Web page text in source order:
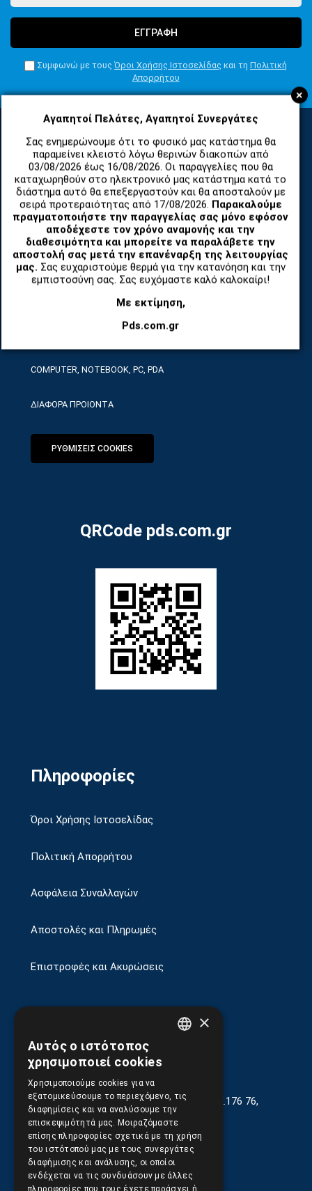
+
Αγαπητοί Πελάτες, Αγαπητοί Συνεργάτες
Σας ενημερώνουμε ότι το φυσικό μας κατάστημα θα
παραμείνει κλειστό λόγω θερινών διακοπών από
03/08/2026 έως 16/08/2026. Οι παραγγελίες που θα
καταχωρηθούν στο ηλεκτρονικό μας κατάστημα κατά το
διάστημα αυτό θα επεξεργαστούν και θα αποσταλούν με
σειρά προτεραιότητας από 17/08/2026. Παρακαλούμε
πραγματοποιήστε την παραγγελίας σας μόνο εφόσον
αποδέχεστε τον χρόνο αναμονής και την
διαθεσιμότητα και μπορείτε να παραλάβετε την
αποστολή σας μετά την επανέναρξη της λειτουργίας
μας. Σας ευχαριστούμε θερμά για την κατανόηση και την
εμπιστοσύνη σας. Σας ευχόμαστε καλό καλοκαίρι!
Με εκτίμηση,
Pds.com.gr
ΕΓΓΡΑΦΗ
Συμφωνώ με τους Όροι Χρήσης Ιστοσελίδας και τη Πολιτική
Απορρήτου
ΚΑΤΗΓΟΡΙΕΣ
ΑΝΤΑΛΛΑΚΤΙΚΑ ΚΑΙ ΑΞΕΣΟΥΑΡ ΚΙΝΗΤΩΝ ΤΗΛΕΦΩΝΩΝ
TABLET
ΤΗΛΕΠΙΚΟΙΝΩΝΙΕΣ, ΑΣΥΡΜΑΤΑ, FCT
COMPUTER, NOTEBOOK, PC, PDA
ΔΙΑΦΟΡΑ ΠΡΟΙΟΝΤΑ
ΡΥΘΜΙΣΕΙΣ COOKIES
QRCode pds.com.gr
Πληροφορίες
Όροι Χρήσης Ιστοσελίδας
Πολιτική Απορρήτου
Ασφάλεια Συναλλαγών
Αποστολές και Πληρωμές
Επιστροφές και Ακυρώσεις
Γεωργίου Κρέμου 13-17, Καλλιθέα, Τ.Κ.176 76,
Αθήνα, Ελλάδα
210.9566.401(11.30-17.00)
210.9566.402
×
Αυτός ο ιστότοπος
χρησιμοποιεί cookies
Χρησιμοποιούμε cookies για να
εξατομικεύσουμε το περιεχόμενο, τις
διαφημίσεις και να αναλύσουμε την
επισκεψιμότητά μας. Μοιραζόμαστε
επίσης πληροφορίες σχετικά με τη χρήση
του ιστότοπού μας με τους συνεργάτες
διαφήμισης και ανάλυσης, οι οποίοι
ενδέχεται να τις συνδυάσουν με άλλες
πληροφορίες που τους έχετε παράσχει ή